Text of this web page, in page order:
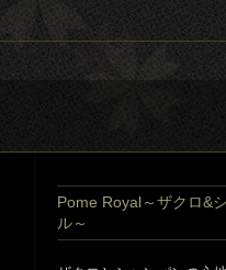
Pome Royal～ザクロ&
ル～